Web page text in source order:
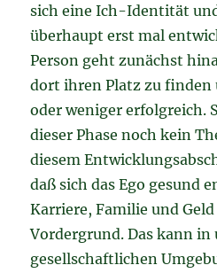
sich eine Ich-Identität
überhaupt erst mal
Person geht zunächst
dort ihren Platz zu finden
oder weniger erfolgreich.
dieser Phase noch kein
diesem
daß sich das Ego gesund
Karriere, Familie und
Vordergrund. Das kann in
gesellschaftlichen